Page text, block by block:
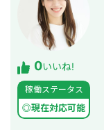
0いいね!
稼働ステータス
◎現在対応可能